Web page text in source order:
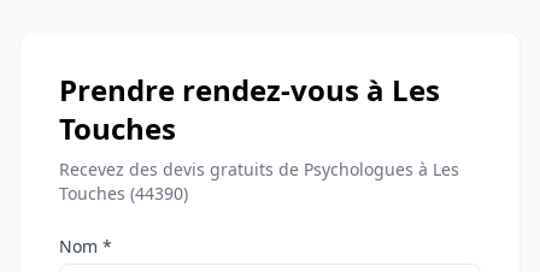
Prendre rendez-vous à Les
Touches
Recevez des devis gratuits de Psychologues à Les
Touches (44390)
Nom *